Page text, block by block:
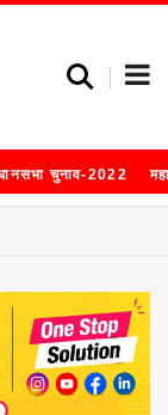
चुनाव-2022